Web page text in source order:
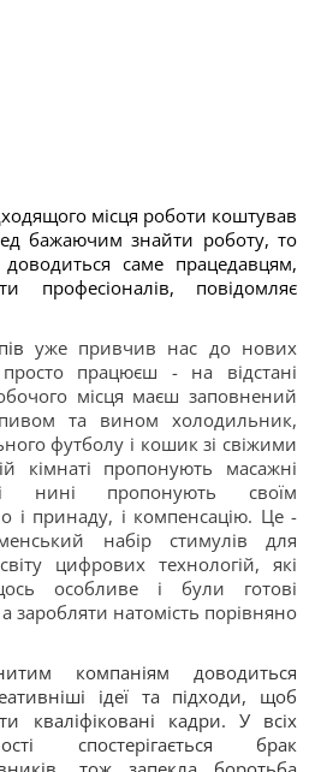
місця роботи коштував
бажаючим знайти роботу, то
саме працедавцям,
професіоналів, повідомляє
уже привчив нас до нових
працюєш - на відстані
місця маєш заповнений
та вином холодильник,
футболу і кошик зі свіжими
кімнаті пропонують масажні
нині пропонують своїм
і принаду, і компенсацію. Це -
набір стимулів для
цифрових технологій, які
особливе і були готові
заробляти натомість порівняно
компаніям доводиться
ідеї та підходи, щоб
кваліфіковані кадри. У всіх
спостерігається брак